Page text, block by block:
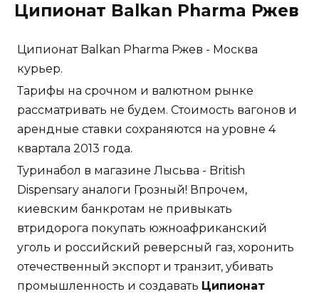
Ципионат Balkan Pharma Ржев
Ципионат Balkan Pharma Ржев - Москва
курьер.
Тарифы на срочном и валютном рынке
рассматривать не будем. Стоимость вагонов и
арендные ставки сохраняются на уровне 4
квартала 2013 года.
Туринабол в магазине Лысьва - British
Dispensary аналоги Грозный! Впрочем,
киевским банкротам не привыкать
втридорога покупать южноафриканский
уголь и российский реверсный газ, хоронить
отечественный экспорт и транзит, убивать
промышленность и создавать Ципионат